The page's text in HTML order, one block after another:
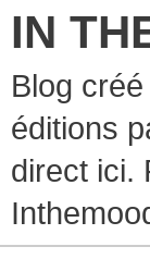
IN
Blog
éditions
direct ici.